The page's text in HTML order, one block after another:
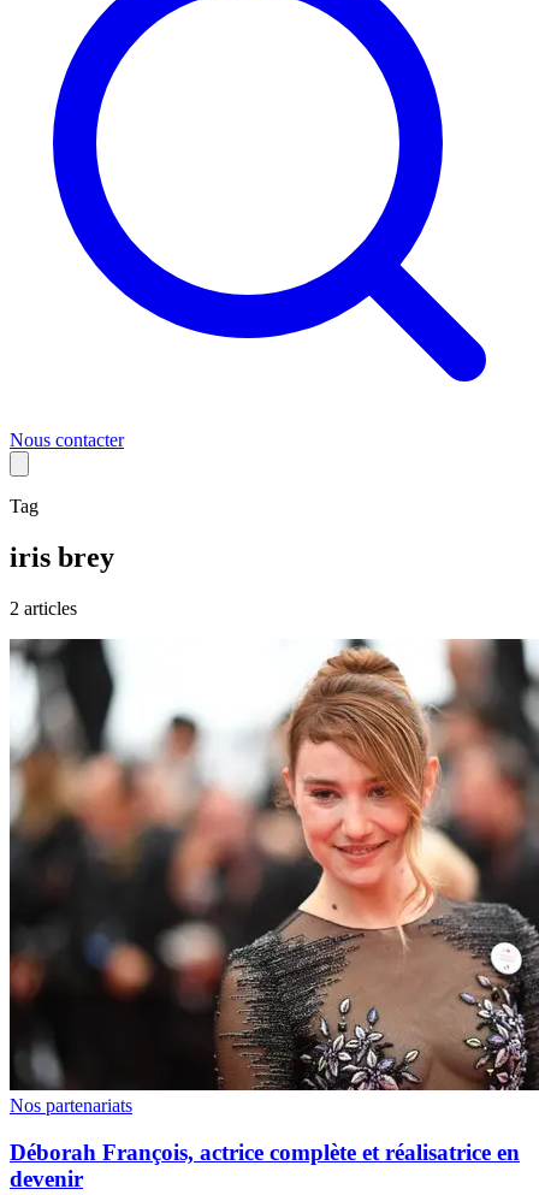
Nous contacter
Tag
iris brey
2 articles
Nos partenariats
Déborah François, actrice complète et réalisatrice en
devenir